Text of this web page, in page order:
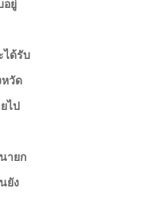
อยู่
ได้รับ
วัด
ไป
ายก
ยัง